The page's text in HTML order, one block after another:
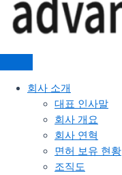
회사 소개
대표 인사말
회사 개요
회사 연혁
면허 보유 현황
조직도